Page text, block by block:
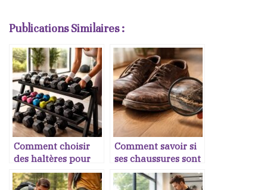
Publications Similaires :
Comment choisir
des haltères pour
s’entraîner à
domicile
Comment savoir si
ses chaussures sont
usées